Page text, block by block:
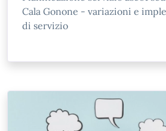
Cala Gonone - variazioni e
di servizio